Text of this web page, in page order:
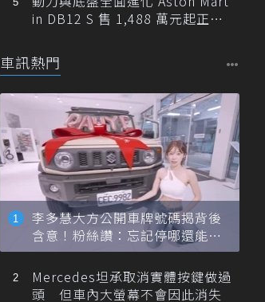
in DB12 S 售 1,488 萬元起正式
車訊熱門
李多慧大方公開車牌號碼揭背後
含意！粉絲讚：忘記停哪還能幫
忙找車
Mercedes坦承取消實體按鍵做過
頭 但車內大螢幕不會因此消失